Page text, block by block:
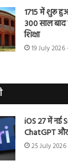
1715 में शुरू
300 साल बाद
शिक्षा
19 July 2026
iOS 27 में नई
ChatGPT
25 July